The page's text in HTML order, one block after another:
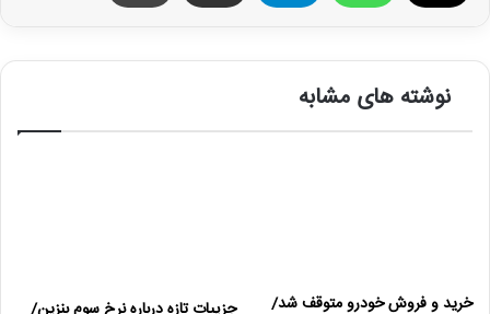
نوشته های مشابه
خرید و فروش خودرو متوقف شد/